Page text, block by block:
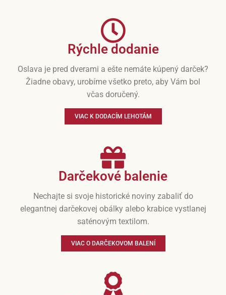
Rýchle dodanie
Oslava je pred dverami a ešte nemáte kúpený darček?
Žiadne obavy, urobíme všetko preto, aby Vám bol
včas doručený.
VIAC K DODACÍM LEHOTÁM
Darčekové balenie
Nechajte si svoje historické noviny zabaliť do
elegantnej darčekovej obálky alebo krabice vystlanej
saténovým textilom.
VIAC O DARČEKOVOM BALENÍ